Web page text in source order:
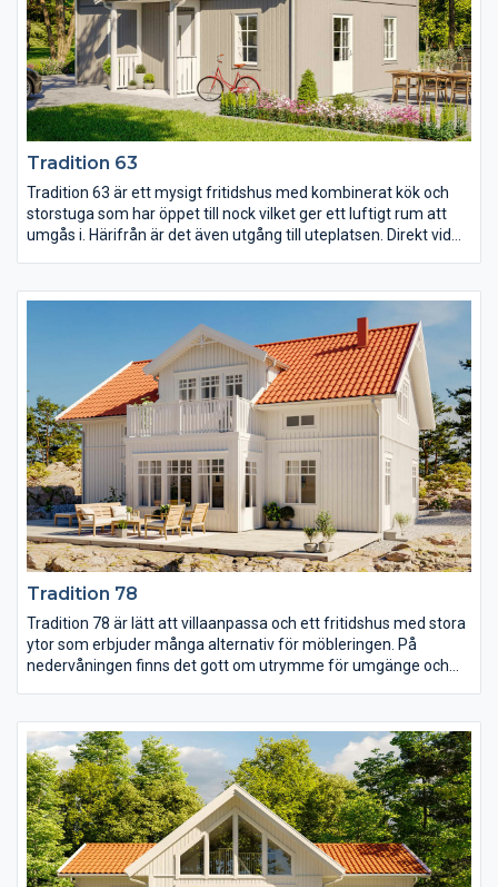
Tradition 63
Tradition 63 är ett mysigt fritidshus med kombinerat kök och
storstuga som har öppet till nock vilket ger ett luftigt rum att
umgås i. Härifrån är det även utgång till uteplatsen. Direkt vid
eller ett extra allrum.
Tradition 78
Tradition 78 är lätt att villaanpassa och ett fritidshus med stora
ytor som erbjuder många alternativ för möbleringen. På
nedervåningen finns det gott om utrymme för umgänge och
ha en ljus matplats. Här finns också separat WC och klädvård.
På övervåningen finns de tre sovrummen varav det stora fått
egen rymlig klädkammare. Mellan sovrummen finns även att
allrum och ännu ett WC och inte minst utgång till balkongen.